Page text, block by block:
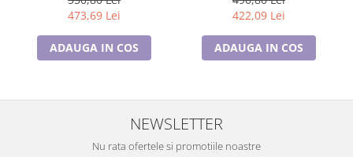
473,69 Lei
ADAUGA IN COS
422,09 Lei
ADAUGA IN COS
NEWSLETTER
Nu rata ofertele si promotiile noastre